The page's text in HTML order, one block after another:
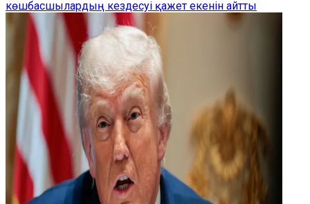
көшбасшылардың кездесуі қажет екенін айтты